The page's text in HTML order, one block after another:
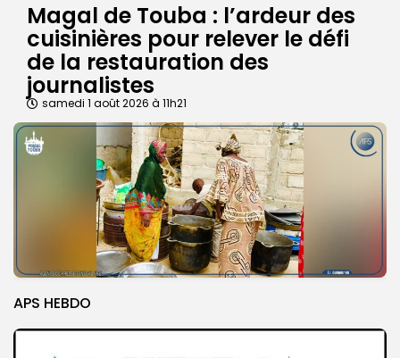
Magal de Touba : l’ardeur des
cuisinières pour relever le défi
de la restauration des
journalistes
samedi 1 août 2026 à 11h21
APS HEBDO